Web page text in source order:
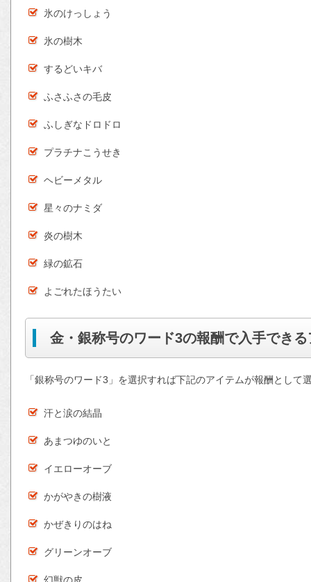
氷のけっしょう
氷の樹木
するどいキバ
ふさふさの毛皮
ふしぎなドロドロ
プラチナこうせき
ヘビーメタル
星々のナミダ
炎の樹木
緑の鉱石
よごれたほうたい
金・銀称号のワード3の報酬で入手でき
「銀称号のワード3」を選択すれば下記のアイテムが報酬として
汗と涙の結晶
あまつゆのいと
イエローオーブ
かがやきの樹液
かぜきりのはね
グリーンオーブ
幻獣の皮